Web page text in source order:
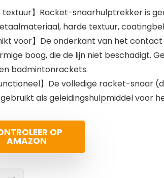
textuur】Racket-snaarhulptrekker is
harde textuur,
voor】De onderkant van het
boog, die de lijn niet beschadigt.
badmintonrackets.
】De volledige racket-snaar
als geleidingshulpmiddel voor
OP
AMAZON